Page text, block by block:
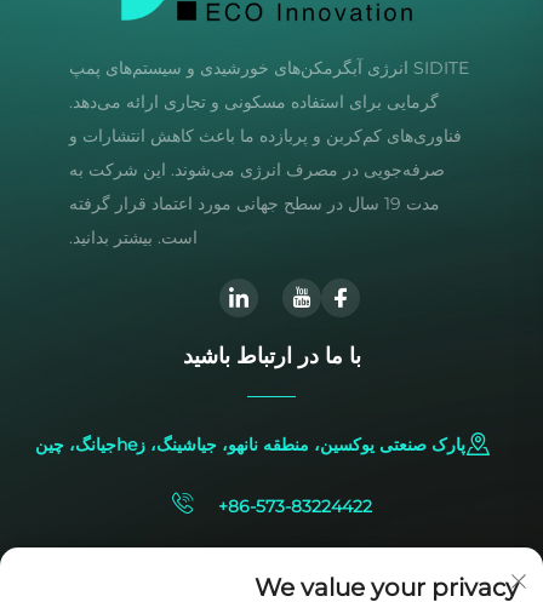
SIDITE انرژی آبگرمکن‌های خورشیدی و سیستم‌های پمپ
گرمایی برای استفاده مسکونی و تجاری ارائه می‌دهد.
فناوری‌های کم‌کربن و پربازده ما باعث کاهش انتشارات و
صرفه‌جویی در مصرف انرژی می‌شوند. این شرکت به
مدت 19 سال در سطح جهانی مورد اعتماد قرار گرفته
است. بیشتر بدانید.
با ما در ارتباط باشید
پارک صنعتی یوکسین، منطقه نانهو، جیاشینگ، زheجیانگ، چین
+86-573-83224422
We value your privacy